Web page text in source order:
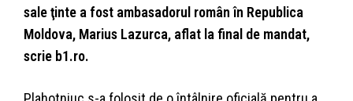
sale ţinte a fost ambasadorul român în Republica
Moldova, Marius Lazurca, aflat la final de mandat,
scrie b1.ro.